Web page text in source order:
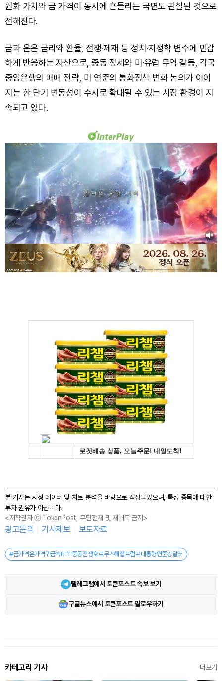
원화 가치와 금 가격이 동시에 흔들리는 국면도 관찰된 것으로
전해진다.
금과 은은 금리와 환율, 전쟁·제재 등 정치·지정학 변수에 민감
하게 반응하는 자산으로, 중동 정세와 미·유럽 무역 갈등, 각국
중앙은행의 매매 전략, 미 연준의 통화정책 변화 논의가 이어
지는 한 단기 변동성이 수시로 확대될 수 있는 시장 환경이 지
속되고 있다.
본 기사는 시장 데이터 및 차트 분석을 바탕으로 작성되었으며, 특정 종목에 대한
투자 권유가 아닙니다.
<저작권자 ⓒ TokenPost, 무단전재 및 재배포 금지>
광고문의 기사제보 보도자료
#금가격은가격귀금속ETF중동전쟁호르무즈해협트럼프대통령연준강달러
텔레그램에서 토큰포스트 속보 보기
구글뉴스에서 토큰포스트 팔로우하기
카테고리 기사 더보기